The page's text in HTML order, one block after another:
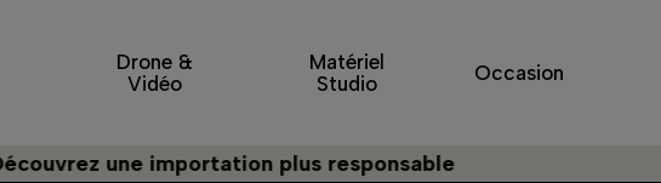
Drone &
Vidéo
Matériel
Studio
Occasion
une importation plus responsable